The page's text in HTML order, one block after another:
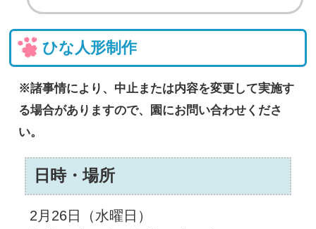
ひな人形制作
※諸事情により、中止または内容を変更して実施す
る場合がありますので、園にお問い合わせくださ
い。
日時・場所
2月26日（水曜日）